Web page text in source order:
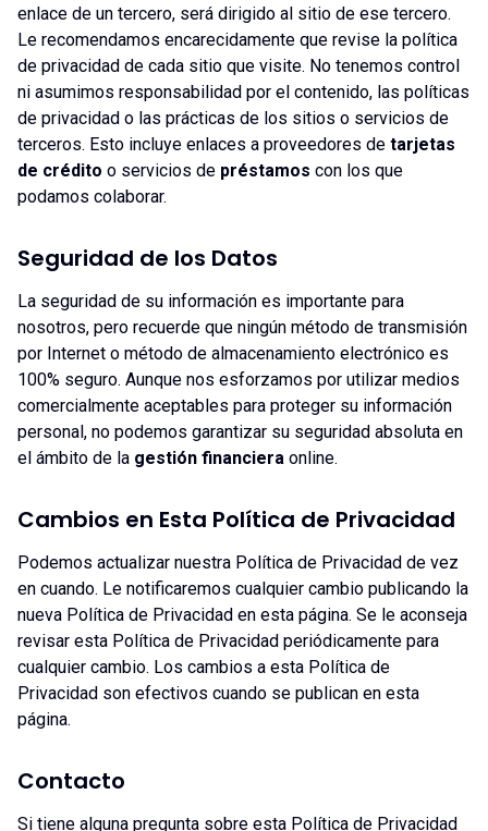
enlace de un tercero, será dirigido al sitio de ese tercero.
Le recomendamos encarecidamente que revise la política
de privacidad de cada sitio que visite. No tenemos control
ni asumimos responsabilidad por el contenido, las políticas
de privacidad o las prácticas de los sitios o servicios de
terceros. Esto incluye enlaces a proveedores de tarjetas
de crédito o servicios de préstamos con los que
podamos colaborar.
Seguridad de los Datos
La seguridad de su información es importante para
nosotros, pero recuerde que ningún método de transmisión
por Internet o método de almacenamiento electrónico es
100% seguro. Aunque nos esforzamos por utilizar medios
comercialmente aceptables para proteger su información
personal, no podemos garantizar su seguridad absoluta en
el ámbito de la gestión financiera online.
Cambios en Esta Política de Privacidad
Podemos actualizar nuestra Política de Privacidad de vez
en cuando. Le notificaremos cualquier cambio publicando la
nueva Política de Privacidad en esta página. Se le aconseja
revisar esta Política de Privacidad periódicamente para
cualquier cambio. Los cambios a esta Política de
Privacidad son efectivos cuando se publican en esta
página.
Contacto
Si tiene alguna pregunta sobre esta Política de Privacidad